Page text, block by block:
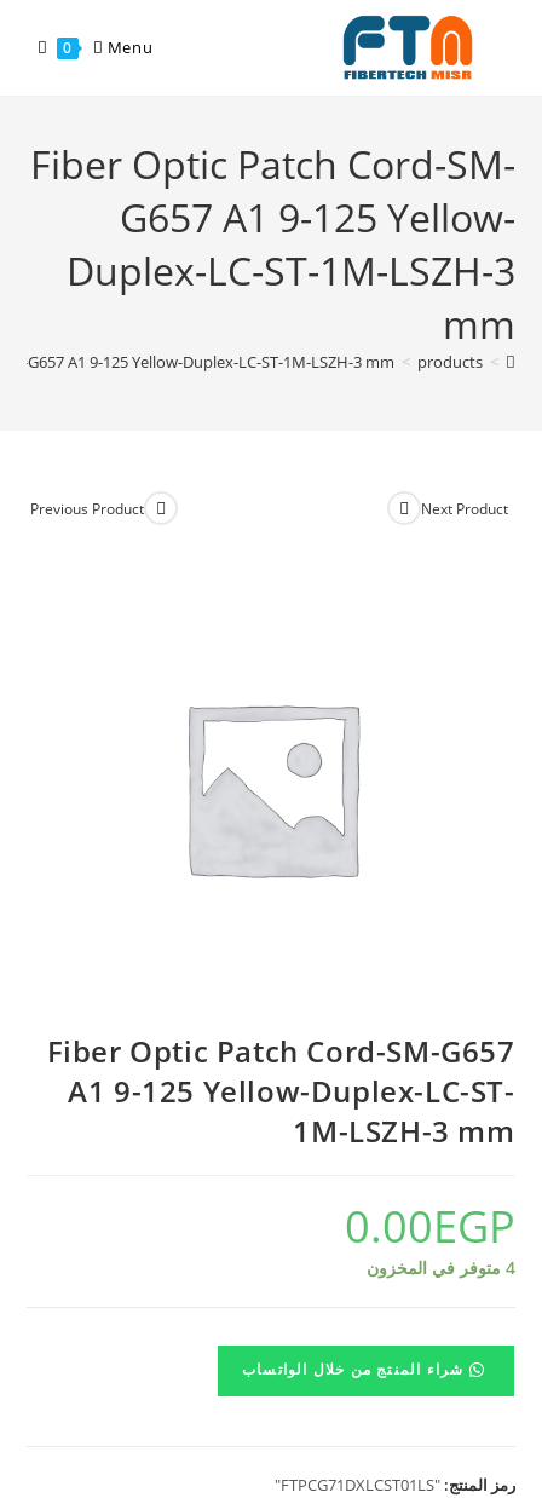
0 Menu
Fiber Optic Patch Cord-SM-
G657 A1 9-125 Yellow-
Duplex-LC-ST-1M-LSZH-3
mm
>
products
>
G657 A1 9-125 Yellow-Duplex-LC-ST-1M-LSZH-3 mm
Previous Product Next Product
Fiber Optic Patch Cord-SM-G657
A1 9-125 Yellow-Duplex-LC-ST-
1M-LSZH-3 mm
0.00EGP
4 متوفر في المخزون
شراء المنتج من خلال الواتساب
رمز المنتج:"FTPCG71DXLCST01LS"